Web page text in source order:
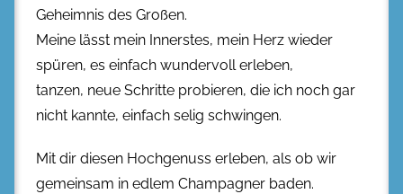
Geheimnis des Großen.
Meine lässt mein Innerstes, mein Herz wieder
spüren, es einfach wundervoll erleben,
tanzen, neue Schritte probieren, die ich noch gar
nicht kannte, einfach selig schwingen.
Mit dir diesen Hochgenuss erleben, als ob wir
gemeinsam in edlem Champagner baden.